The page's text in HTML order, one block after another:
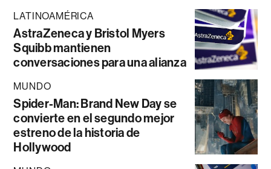
LATINOAMÉRICA
AstraZeneca y Bristol Myers
Squibb mantienen
conversaciones para una alianza
MUNDO
Spider-Man: Brand New Day se
convierte en el segundo mejor
estreno de la historia de
Hollywood